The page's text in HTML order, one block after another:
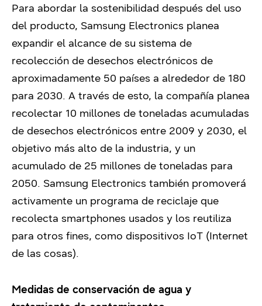
Para abordar la sostenibilidad después del uso
del producto, Samsung Electronics planea
expandir el alcance de su sistema de
recolección de desechos electrónicos de
aproximadamente 50 países a alrededor de 180
para 2030. A través de esto, la compañía planea
recolectar 10 millones de toneladas acumuladas
de desechos electrónicos entre 2009 y 2030, el
objetivo más alto de la industria, y un
acumulado de 25 millones de toneladas para
2050. Samsung Electronics también promoverá
activamente un programa de reciclaje que
recolecta smartphones usados y los reutiliza
para otros fines, como dispositivos IoT (Internet
de las cosas).
Medidas de conservación de agua y